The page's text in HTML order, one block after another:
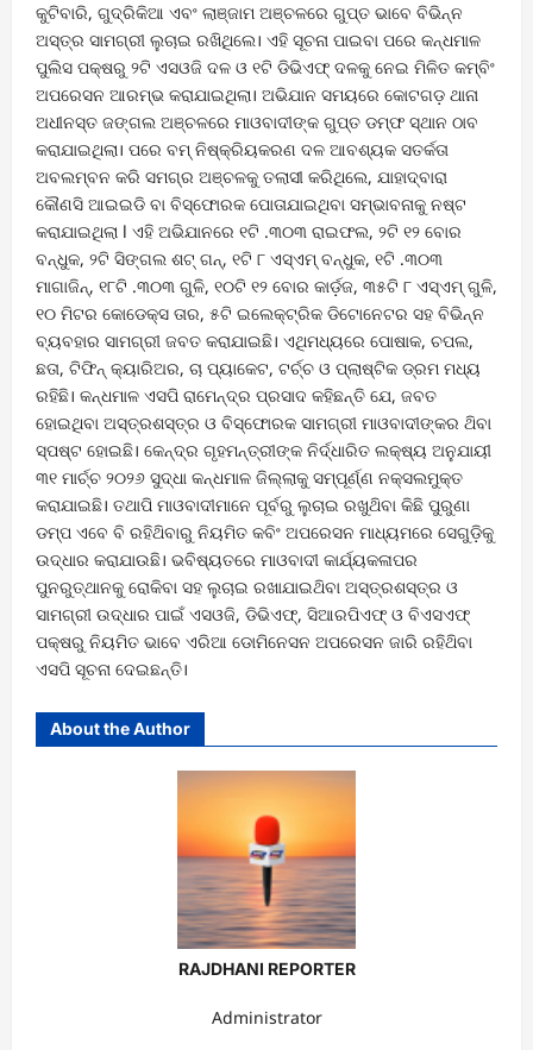
କୁଟିବାରି, ଗୁଦ୍ରିକିଆ ଏବଂ ଲାଞ୍ଜାମ ଅଞ୍ଚଳରେ ଗୁପ୍ତ ଭାବେ ବିଭିନ୍ନ
ଅସ୍ତ୍ର ସାମଗ୍ରୀ ଲୁଚାଇ ରଖିଥିଲେ। ଏହି ସୂଚନା ପାଇବା ପରେ କନ୍ଧମାଳ
ପୁଲିସ ପକ୍ଷରୁ ୨ଟି ଏସଓଜି ଦଳ ଓ ୧ଟି ଡିଭିଏଫ୍ ଦଳକୁ ନେଇ ମିଳିତ କମ୍ବିଂ
ଅପରେସନ ଆରମ୍ଭ କରାଯାଇଥିଲା। ଅଭିଯାନ ସମୟରେ କୋଟଗଡ଼ ଥାନା
ଅଧୀନସ୍ତ ଜଙ୍ଗଲ ଅଞ୍ଚଳରେ ମାଓବାଦୀଙ୍କ ଗୁପ୍ତ ଡମ୍ଫ ସ୍ଥାନ ଠାବ
କରାଯାଇଥିଲା। ପରେ ବମ୍ ନିଷ୍କ୍ରିୟକରଣ ଦଳ ଆବଶ୍ୟକ ସତର୍କତା
ଅବଲମ୍ବନ କରି ସମଗ୍ର ଅଞ୍ଚଳକୁ ତଲାସୀ କରିଥିଲେ, ଯାହାଦ୍ବାରା
କୌଣସି ଆଇଇଡି ବା ବିସ୍ଫୋରକ ପୋତାଯାଇଥିବା ସମ୍ଭାବନାକୁ ନଷ୍ଟ
କରାଯାଇଥିଲା l ଏହି ଅଭିଯାନରେ ୧ଟି .୩୦୩ ରାଇଫଲ, ୨ଟି ୧୨ ବୋର
ବନ୍ଧୁକ, ୨ଟି ସିଙ୍ଗଲ ଶଟ୍ ଗନ୍, ୧ଟି ୮ ଏସ୍ଏମ୍ ବନ୍ଧୁକ, ୧ଟି .୩୦୩
ମାଗାଜିନ୍, ୧୮ଟି .୩୦୩ ଗୁଳି, ୧୦ଟି ୧୨ ବୋର କାର୍ଡ଼ଜ, ୩୫ଟି ୮ ଏସ୍ଏମ୍ ଗୁଳି,
୧୦ ମିଟର କୋଡେକ୍ସ ତାର, ୫ଟି ଇଲେକ୍ଟ୍ରିକ ଡିଟୋନେଟର ସହ ବିଭିନ୍ନ
ବ୍ୟବହାର ସାମଗ୍ରୀ ଜବତ କରାଯାଇଛି। ଏଥିମଧ୍ୟରେ ପୋଷାକ, ଚପଲ,
ଛତା, ଟିଫିନ୍ କ୍ୟାରିଅର, ଚା ପ୍ୟାକେଟ, ଟର୍ଚ୍ଚ ଓ ପ୍ଲାଷ୍ଟିକ ଡ୍ରମ ମଧ୍ୟ
ରହିଛି। କନ୍ଧମାଳ ଏସପି ରାମେନ୍ଦ୍ର ପ୍ରସାଦ କହିଛନ୍ତି ଯେ, ଜବତ
ହୋଇଥିବା ଅସ୍ତ୍ରଶସ୍ତ୍ର ଓ ବିସ୍ଫୋରକ ସାମଗ୍ରୀ ମାଓବାଦୀଙ୍କର ଥ‌ିବା
ସ୍ପଷ୍ଟ ହୋଇଛି। କେନ୍ଦ୍ର ଗୃହମନ୍ତ୍ରୀଙ୍କ ନିର୍ଦ୍ଧାରିତ ଲକ୍ଷ୍ୟ ଅନୁଯାୟୀ
୩୧ ମାର୍ଚ୍ଚ ୨୦୨୬ ସୁଦ୍ଧା କନ୍ଧମାଳ ଜିଲ୍ଲାକୁ ସମ୍ପୂର୍ଣ୍ଣ ନକ୍ସଲମୁକ୍ତ
କରାଯାଇଛି। ତଥାପି ମାଓବାଦୀମାନେ ପୂର୍ବରୁ ଲୁଚାଇ ରଖୁଥ‌ିବା କିଛି ପୁରୁଣା
ଡମ୍ପ ଏବେ ବି ରହିଥ‌ିବାରୁ ନିୟମିତ କବିଂ ଅପରେସନ ମାଧ୍ୟମରେ ସେଗୁଡ଼ିକୁ
ଉଦ୍ଧାର କରାଯାଉଛି। ଭବିଷ୍ୟତରେ ମାଓବାଦୀ କାର୍ଯ୍ୟକଳାପର
ପୁନରୁତ୍ଥାନକୁ ରୋକିବା ସହ ଲୁଚାଇ ରଖାଯାଇଥ‌ିବା ଅସ୍ତ୍ରଶସ୍ତ୍ର ଓ
ସାମଗ୍ରୀ ଉଦ୍ଧାର ପାଇଁ ଏସଓଜି, ଡିଭିଏଫ୍, ସିଆରପିଏଫ୍ ଓ ବିଏସଏଫ୍
ପକ୍ଷରୁ ନିୟମିତ ଭାବେ ଏରିଆ ଡୋମିନେସନ ଅପରେସନ ଜାରି ରହିଥ‌ିବା
ଏସପି ସୂଚନା ଦେଇଛନ୍ତି।
About the Author
RAJDHANI REPORTER
Administrator